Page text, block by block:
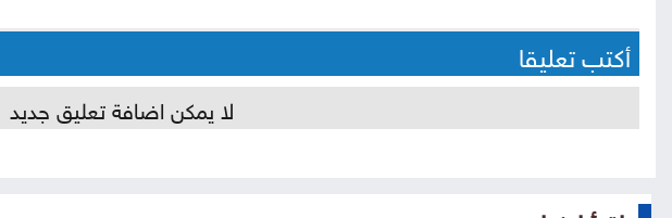
أكتب تعليقا
لا يمكن اضافة تعليق جديد